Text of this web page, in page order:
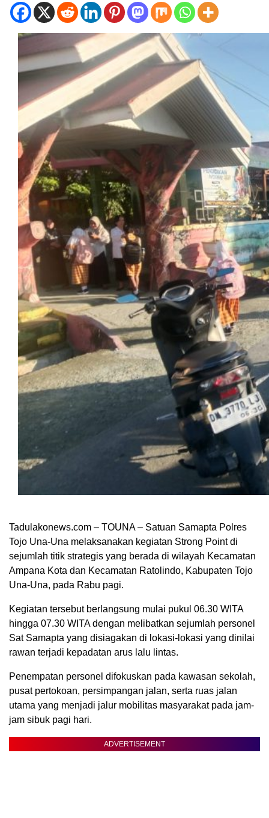
Tadulakonews.com – TOUNA – Satuan Samapta Polres
Tojo Una-Una melaksanakan kegiatan Strong Point di
sejumlah titik strategis yang berada di wilayah Kecamatan
Ampana Kota dan Kecamatan Ratolindo, Kabupaten Tojo
Una-Una, pada Rabu pagi.
Kegiatan tersebut berlangsung mulai pukul 06.30 WITA
hingga 07.30 WITA dengan melibatkan sejumlah personel
Sat Samapta yang disiagakan di lokasi-lokasi yang dinilai
rawan terjadi kepadatan arus lalu lintas.
Penempatan personel difokuskan pada kawasan sekolah,
pusat pertokoan, persimpangan jalan, serta ruas jalan
utama yang menjadi jalur mobilitas masyarakat pada jam-
jam sibuk pagi hari.
ADVERTISEMENT